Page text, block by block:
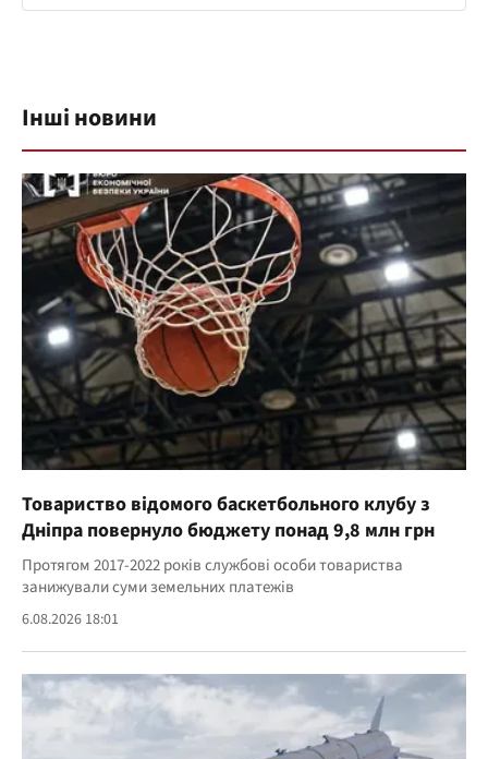
Інші новини
Товариство відомого баскетбольного клубу з
Дніпра повернуло бюджету понад 9,8 млн грн
Протягом 2017-2022 років службові особи товариства
занижували суми земельних платежів
6.08.2026 18:01